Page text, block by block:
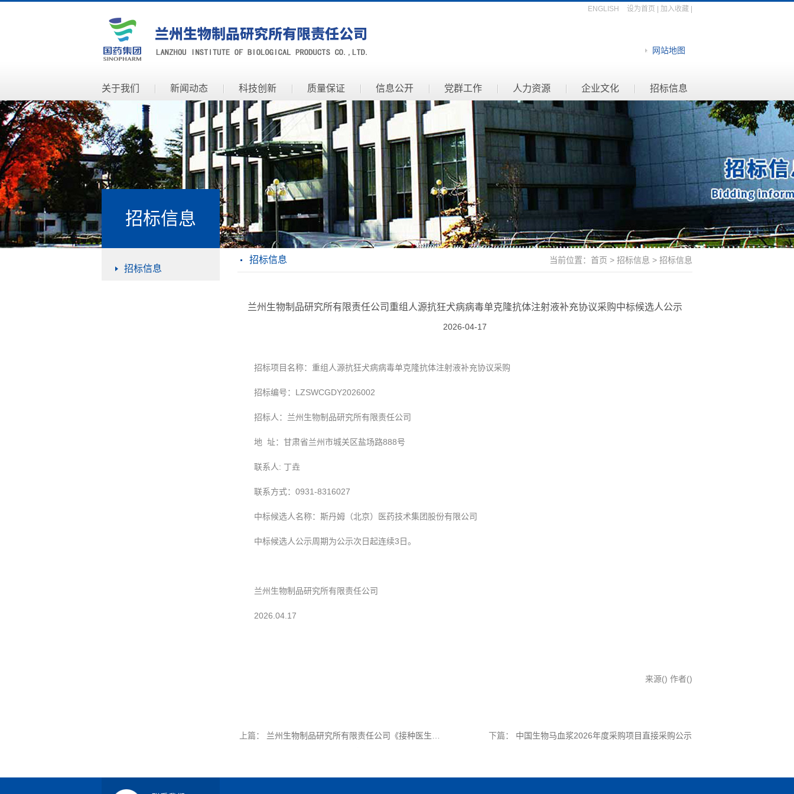
ENGLISH 设为首页 加入收藏
网站地图
关于我们 新闻动态 科技创新 质量保证 信息公开 党群工作 人力资源 企业文化 招标信息
招标信息
招标信息
招标信息 当前位置： 首页 > 招标信息 > 招标信息
兰州生物制品研究所有限责任公司重组人源抗狂犬病病毒单克隆抗体注射液补充协议采购中标候选人公示
2026-04-17
招标项目名称：重组人源抗狂犬病病毒单克隆抗体注射液补充协议采购
招标编号：LZSWCGDY2026002
招标人：兰州生物制品研究所有限责任公司
地 址：甘肃省兰州市城关区盐场路888号
联系人: 丁垚
联系方式：0931-8316027
中标候选人名称：斯丹姆（北京）医药技术集团股份有限公司
中标候选人公示周期为公示次日起连续3日。
兰州生物制品研究所有限责任公司
2026.04.17
来源() 作者()
上篇： 下篇： 中国生物马血浆2026年度采购项目直接采购公示